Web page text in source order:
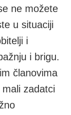
ne možete
u situaciji
i
i brigu.
članovima
zadatci